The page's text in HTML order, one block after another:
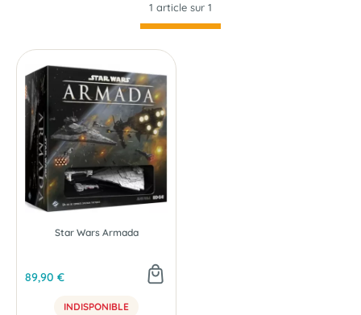
1 article sur 1
Star Wars Armada
89,90 €
INDISPONIBLE